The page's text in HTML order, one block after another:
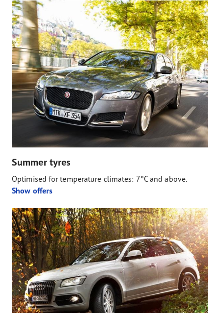
Summer tyres
Optimised for temperature climates: 7°C and above.
Show offers